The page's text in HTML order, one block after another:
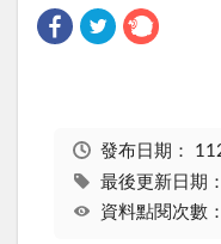
發布日期：
最後更新日期
資料點閱次數